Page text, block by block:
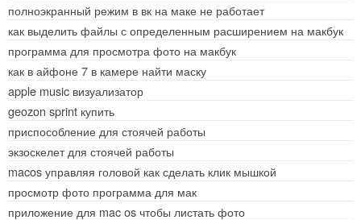
полноэкранный режим в вк на маке не работает
как выделить файлы с определенным расширением на макбук
программа для просмотра фото на макбук
как в айфоне 7 в камере найти маску
apple music визуализатор
geozon sprint купить
приспособление для стоячей работы
экзоскелет для стоячей работы
macos управляя головой как сделать клик мышкой
просмотр фото программа для мак
приложение для mac os чтобы листать фото